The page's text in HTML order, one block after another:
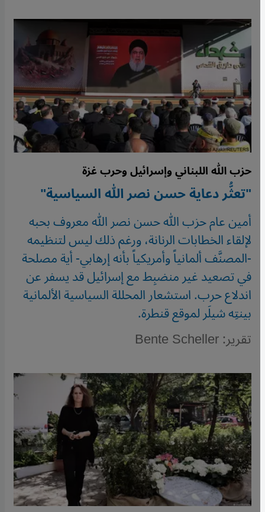
حزب الله اللبناني وإسرائيل وحرب غزة
"تعثُّر دعاية حسن نصر الله السياسية"
أمين عام حزب الله حسن نصر الله معروف بحبه
لإلقاء الخطابات الرنانة، ورغم ذلك ليس لتنظيمه
-المصنَّف ألمانياً وأمريكياً بأنه إرهابي- أية مصلحة
في تصعيد غير منضبِط مع إسرائيل قد يسفر عن
اندلاع حرب. استشعار المحللة السياسية الألمانية
بينتِه شيلَر لموقع قنطرة.
تقرير: Bente Scheller